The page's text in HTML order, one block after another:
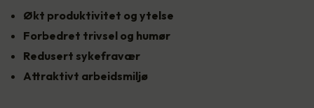
Økt produktivitet og ytelse
Forbedret trivsel og humør
Redusert sykefravær
Attraktivt arbeidsmiljø